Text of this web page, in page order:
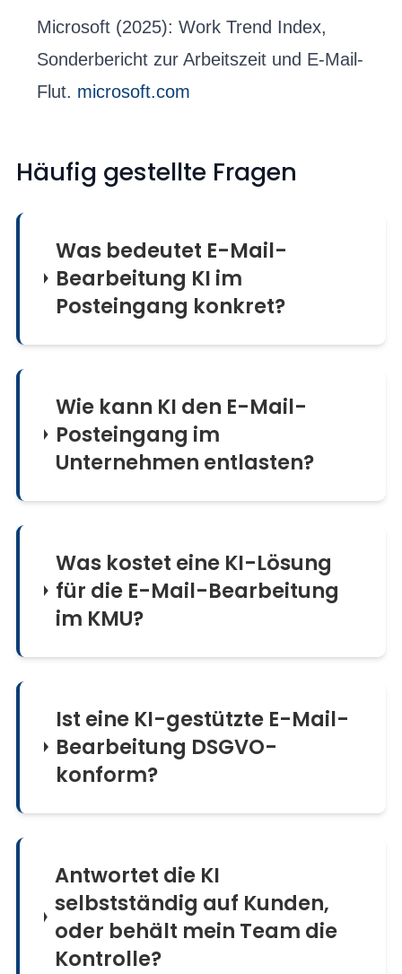
Microsoft (2025): Work Trend Index,
Sonderbericht zur Arbeitszeit und E-Mail-
Flut. microsoft.com
Häufig gestellte Fragen
Was bedeutet E-Mail-
Bearbeitung KI im
Posteingang konkret?
Wie kann KI den E-Mail-
Posteingang im
Unternehmen entlasten?
Was kostet eine KI-Lösung
für die E-Mail-Bearbeitung
im KMU?
Ist eine KI-gestützte E-Mail-
Bearbeitung DSGVO-
konform?
Antwortet die KI
selbstständig auf Kunden,
oder behält mein Team die
Kontrolle?